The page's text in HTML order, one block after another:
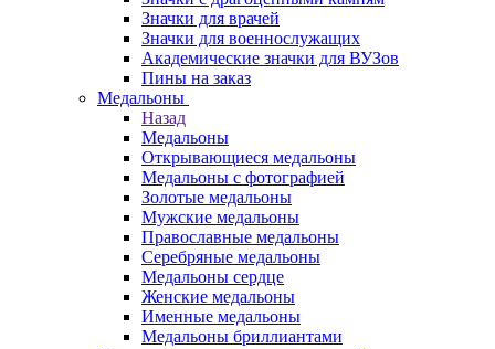
Значки для врачей
Значки для военнослужащих
Академические значки для ВУЗов
Пины на заказ
Медальоны
Назад
Медальоны
Открывающиеся медальоны
Медальоны с фотографией
Золотые медальоны
Мужские медальоны
Православные медальоны
Серебряные медальоны
Медальоны сердце
Женские медальоны
Именные медальоны
Медальоны бриллиантами